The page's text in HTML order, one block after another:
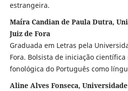
estrangeira.
Maíra Candian de Paula Dutra,
Juiz de Fora
Graduada em Letras pela
Fora. Bolsista de iniciação
fonológica do Português como
Aline Alves Fonseca,